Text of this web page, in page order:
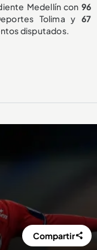
Medellín con 96
Tolima y 67
disputados.
Compartir